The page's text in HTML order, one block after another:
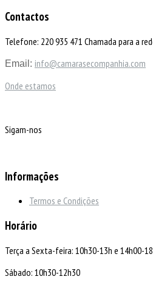
Contactos
Telefone: 220 935 471 Chamada para a
Email: info@camarasecompanhia.com
Onde estamos
Sigam-nos
Informações
Termos e Condições
Horário
Terça a Sexta-feira: 10h30-13h e 14h00-
Sábado: 10h30-12h30